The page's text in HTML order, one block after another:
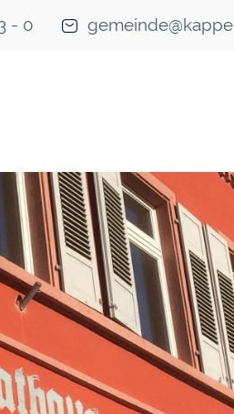
- 0